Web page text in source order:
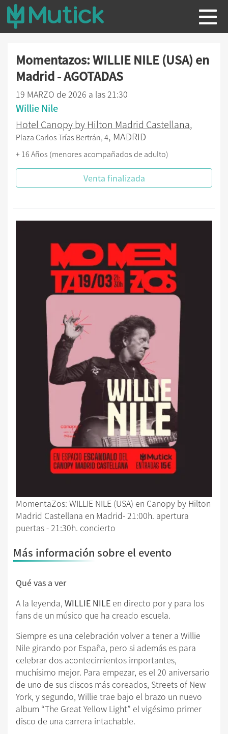
Momentazos: WILLIE NILE (USA) en
Madrid - AGOTADAS
19 MARZO de 2026 a las 21:30
Willie Nile
Hotel Canopy by Hilton Madrid Castellana,
Plaza Carlos Trías Bertrán, 4, MADRID
+ 16 Años (menores acompañados de adulto)
Venta finalizada
MomentaZos: WILLIE NILE (USA) en Canopy by Hilton
Madrid Castellana en Madrid- 21:00h. apertura
puertas - 21:30h. concierto
Más información sobre el evento
Qué vas a ver
A la leyenda, WILLIE NILE en directo por y para los
fans de un músico que ha creado escuela.
Siempre es una celebración volver a tener a Willie
Nile girando por España, pero si además es para
celebrar dos acontecimientos importantes,
muchísimo mejor. Para empezar, es el 20 aniversario
de uno de sus discos más coreados, Streets of New
York, y segundo, Willie trae bajo el brazo un nuevo
album “The Great Yellow Light” el vigésimo primer
disco de una carrera intachable.